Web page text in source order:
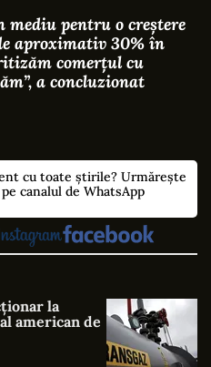
mediu pentru o creștere
aproximativ 30% în
comerțul cu
, a concluzionat
cu toate știrile? Urmărește
canalul de WhatsApp
la
american de